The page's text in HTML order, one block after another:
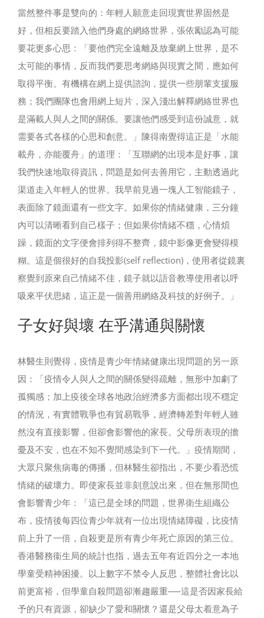
當然整件事是雙向的：年輕人願意走回現實世界固然是
好，但相反要踏入他們身處的網絡世界，張依勵認為可能
要花更多心思：「要他們完全遠離及放棄網上世界，是不
太可能的事情，反而我們要思考網絡與現實之間，應如何
取得平衡。有機構在網上提供諮詢，提供一些朋輩支援服
務；我們團隊也會用網上短片，深入淺出解釋網絡世界也
是滿載人與人之間的關係。要讓他們感受到這份誠意，就
需要各式各樣的心思和創意。」陳得南覺得這正是「水能
載舟，亦能覆舟」的道理：「互聯網的出現本是好事，讓
我們快速地取得資訊，問題是如何去善用它，主動透過此
渠道走入年輕人的世界。我早前見過一塊人工智能鏡子，
表面除了鏡面還有一些文字。如果你的情緒健康，三分鐘
內可以清晰看到自己樣子；但如果你情緒不穩，心情煩
躁，鏡面的文字便會排列得不整齊，鏡中影像更會變得模
糊。這是個很好的自我投影(self reflection)，使用者從鏡裏
察覺到原來自己情緒不佳，鏡子就以語音教導使用者以呼
吸來平伏思緒，這正是一個善用網絡及科技的好例子。」
子女好與壞 在乎溝通與關懷
林醫生則覺得，疫情是青少年情緒健康出現問題的另一原
因：「疫情令人與人之間的關係變得疏離，無形中加劇了
孤獨感；加上疫後全球各地政治經濟多方面都出現不穩定
的情況，有實體戰爭也有貿易戰爭，經濟轉差對年輕人雖
然沒有直接影響，但卻會影響他的家長。父母所表現的擔
憂及不安，也在不知不覺間感染到下一代。」疫情期間，
大眾只聚焦病毒的傳播，但林醫生卻指出，不要少看恐慌
情緒的破壞力。即使家長並非刻意說出來，但在無形間也
會影響青少年：「這已是全球的問題，世界衛生組織公
布，疫情後每四位青少年就有一位出現情緒障礙，比疫情
前上升了一倍，自殺更是所有青少年死亡原因的第三位。
香港醫務衞生局的統計也指，過去五年有近四分之一本地
學童受精神困擾。以上數字不禁令人反思，整體社會比以
前更富裕，但學童自殺問題卻漸趨嚴重──這是否因家長給
予的只有資源，卻缺少了愛和關懷？還是父母太着意為子